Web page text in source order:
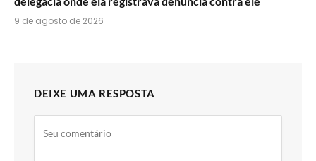
9 de agosto de 2026
DEIXE UMA RESPOSTA